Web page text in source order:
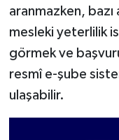
aranmazken,
mesleki yeterlilik
görmek ve
resmî e-şube
ulaşabilir.